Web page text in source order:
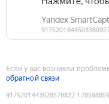
Если у вас возникли
обратной связи
9175201443528578822: